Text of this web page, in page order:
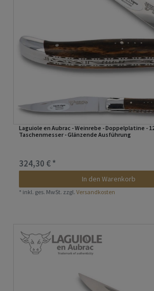
Laguiole en Aubrac - Weinrebe - Doppelplatine -
Taschenmesser - Glänzende Ausführung
324,30 € *
In den Warenkorb
* inkl. ges. MwSt. zzgl.Versandkosten